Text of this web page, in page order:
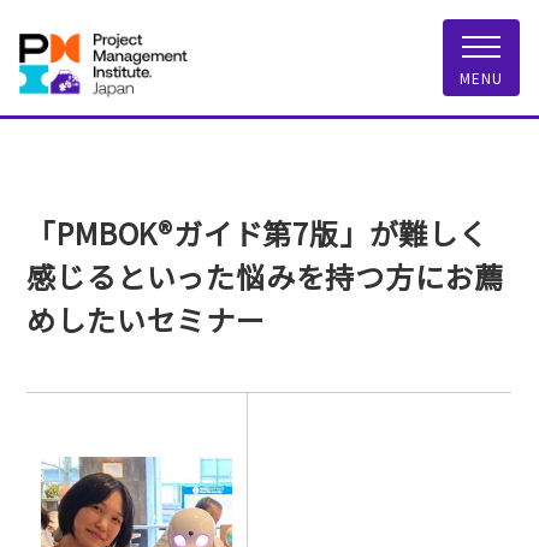
一般社団法人 PMI
MENU
「PMBOK®ガイド第7版」が難しく
感じるといった悩みを持つ方にお薦
めしたいセミナー